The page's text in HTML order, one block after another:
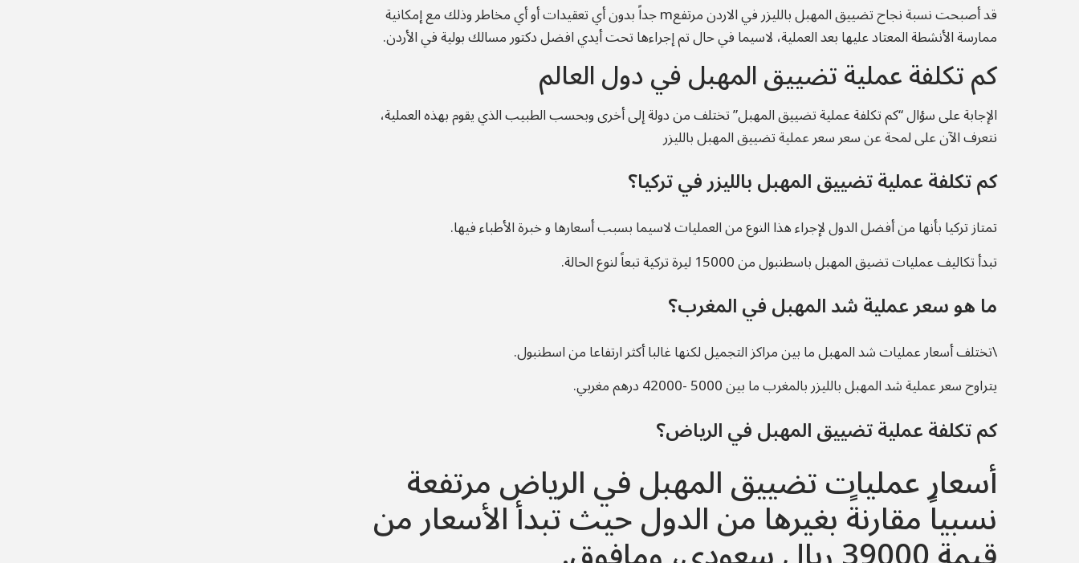
قد أصبحت نسبة نجاح تضييق المهبل بالليزر في الاردن مرتفعm جداً بدون أي تعقيدات أو أي مخاطر وذلك مع إمكانية
ممارسة الأنشطة المعتاد عليها بعد العملية، لاسيما في حال تم إجراءها تحت أيدي افضل دكتور مسالك بولية في الأردن.
كم تكلفة عملية تضييق المهبل في دول العالم
الإجابة على سؤال “كم تكلفة عملية تضييق المهبل” تختلف من دولة إلى أخرى وبحسب الطبيب الذي يقوم بهذه العملية،
نتعرف الآن على لمحة عن سعر سعر عملية تضييق المهبل بالليزر
كم تكلفة عملية تضييق المهبل بالليزر في تركيا؟
تمتاز تركيا بأنها من أفضل الدول لإجراء هذا النوع من العمليات لاسيما بسبب أسعارها و خبرة الأطباء فيها.
تبدأ تكاليف عمليات تضيق المهبل باسطنبول من 15000 ليرة تركية تبعاً لنوع الحالة.
ما هو سعر عملية شد المهبل في المغرب؟
\تختلف أسعار عمليات شد المهبل ما بين مراكز التجميل لكنها غالبا أكثر ارتفاعا من اسطنبول.
يتراوح سعر عملية شد المهبل بالليزر بالمغرب ما بين 5000 -42000 درهم مغربي.
كم تكلفة عملية تضييق المهبل في الرياض؟
أسعار عمليات تضييق المهبل في الرياض مرتفعة
نسبياً مقارنةً بغيرها من الدول حيث تبدأ الأسعار من